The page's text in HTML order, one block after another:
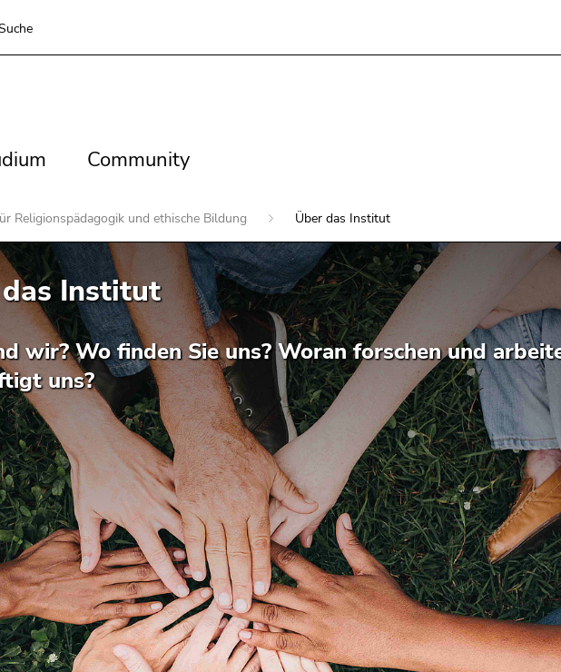
Community
Community
Religionspädagogik und ethische Bildung Über das Institut
Institut
wir? Wo finden Sie uns? Woran forschen und
uns?